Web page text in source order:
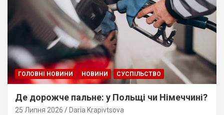
ГОЛОВНІ НОВИНИ НОВИНИ СУСПІЛЬСТВО
Де дорожче пальне: у Польщі чи Німеччині?
25 Липня 2026 Daria Krapivtsova